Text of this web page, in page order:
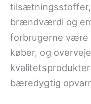
tilsætningsstoffer,
brændværdi og
forbrugerne være
køber, og
bæredygtig